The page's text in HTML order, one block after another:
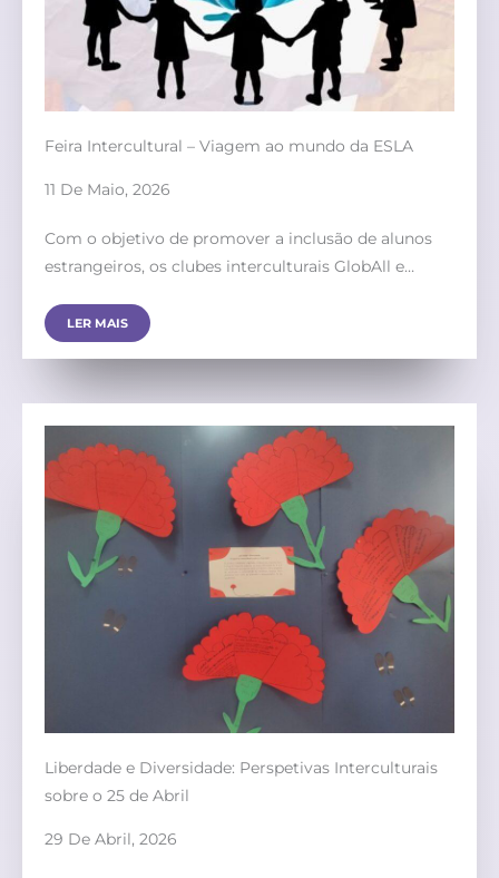
Feira Intercultural – Viagem ao mundo da ESLA
11 De Maio, 2026
Com o objetivo de promover a inclusão de alunos
estrangeiros, os clubes interculturais GlobAll e…
LER MAIS
Liberdade e Diversidade: Perspetivas Interculturais
sobre o 25 de Abril
29 De Abril, 2026